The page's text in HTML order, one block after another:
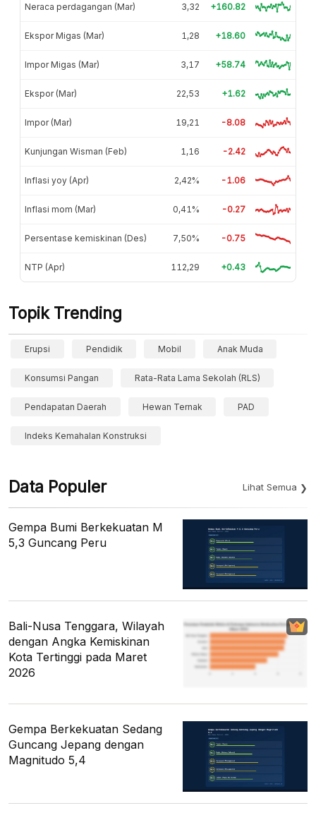
Neraca perdagangan (Mar) 3,32 +160.82
Ekspor Migas (Mar) 1,28 +18.60
Impor Migas (Mar) 3,17 +58.74
Ekspor (Mar) 22,53 +1.62
Impor (Mar) 19,21 -8.08
Kunjungan Wisman (Feb) 1,16 -2.42
Inflasi yoy (Apr) 2,42% -1.06
Inflasi mom (Mar) 0,41% -0.27
Persentase kemiskinan (Des) 7,50% -0.75
NTP (Apr) 112,29 +0.43
Topik Trending
Erupsi Pendidik Mobil Anak Muda
Konsumsi Pangan Rata-Rata Lama Sekolah (RLS)
Pendapatan Daerah Hewan Ternak PAD
Indeks Kemahalan Konstruksi
Data Populer Lihat Semua
Gempa Bumi Berkekuatan M
5,3 Guncang Peru
Bali-Nusa Tenggara, Wilayah
dengan Angka Kemiskinan
Kota Tertinggi pada Maret
2026
Gempa Berkekuatan Sedang
Guncang Jepang dengan
Magnitudo 5,4